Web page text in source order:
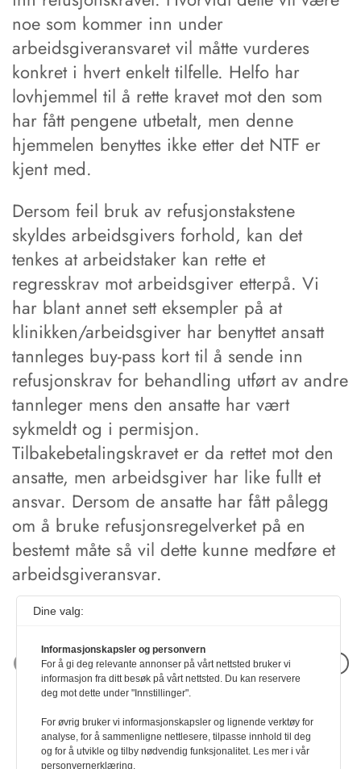
noe som kommer inn under
arbeidsgiveransvaret vil måtte vurderes
konkret i hvert enkelt tilfelle. Helfo har
lovhjemmel til å rette kravet mot den som
har fått pengene utbetalt, men denne
hjemmelen benyttes ikke etter det NTF er
kjent med.
Dersom feil bruk av refusjonstakstene
skyldes arbeidsgivers forhold, kan det
tenkes at arbeidstaker kan rette et
regresskrav mot arbeidsgiver etterpå. Vi
har blant annet sett eksempler på at
klinikken/arbeidsgiver har benyttet ansatt
tannleges buy-pass kort til å sende inn
refusjonskrav for behandling utført av andre
tannleger mens den ansatte har vært
sykmeldt og i permisjon.
Tilbakebetalingskravet er da rettet mot den
ansatte, men arbeidsgiver har like fullt et
ansvar. Dersom de ansatte har fått pålegg
om å bruke refusjonsregelverket på en
bestemt måte så vil dette kunne medføre et
arbeidsgiveransvar.
Neste artikkel
Dine valg:
Informasjonskapsler og personvern
For å gi deg relevante annonser på vårt nettsted bruker vi
informasjon fra ditt besøk på vårt nettsted. Du kan reservere
deg mot dette under "Innstillinger".
For øvrig bruker vi informasjonskapsler og lignende verktøy for
analyse, for å sammenligne nettlesere, tilpasse innhold til deg
og for å utvikle og tilby nødvendig funksjonalitet. Les mer i vår
personvernerklæring.